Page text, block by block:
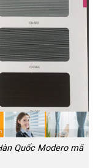
Quốc Modero mã